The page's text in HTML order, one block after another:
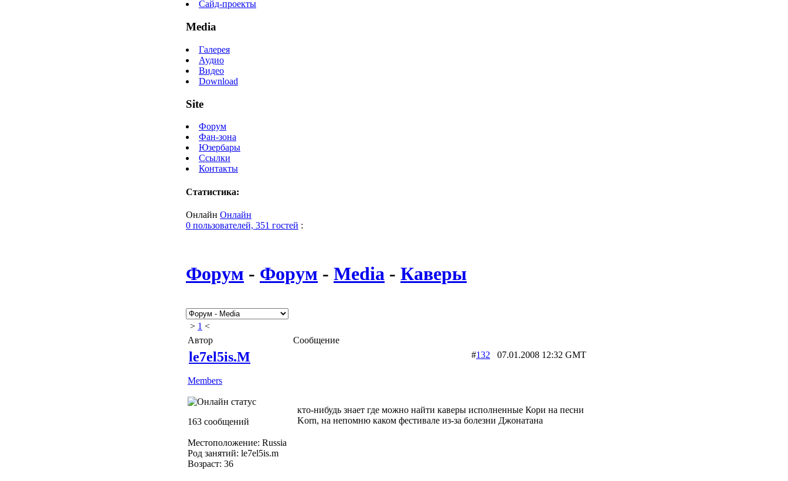
Сайд-проекты
Media
Галерея
Аудио
Видео
Download
Site
Форум
Фан-зона
Юзербары
Ссылки
Контакты
Статистика:
Онлайн Онлайн
0 пользователей, 351 гостей :
Форум - Форум - Media - Каверы
> 1 <
Автор
Сообщение
le7el5is.M
Members
163 сообщений
Местоположение: Russia
Род занятий: le7el5is.m
Возраст: 36
#132 07.01.2008 12:32 GMT
кто-нибудь знает где можно найти каверы исполненные Кори на песни
Korn, на непомню каком фестивале из-за болезни Джонатана